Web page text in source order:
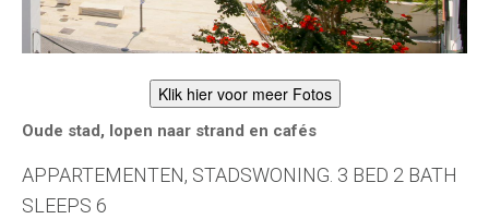
Klik hier voor meer Fotos
Oude stad, lopen naar strand en cafés
APPARTEMENTEN, STADSWONING. 3 BED 2 BATH
SLEEPS 6